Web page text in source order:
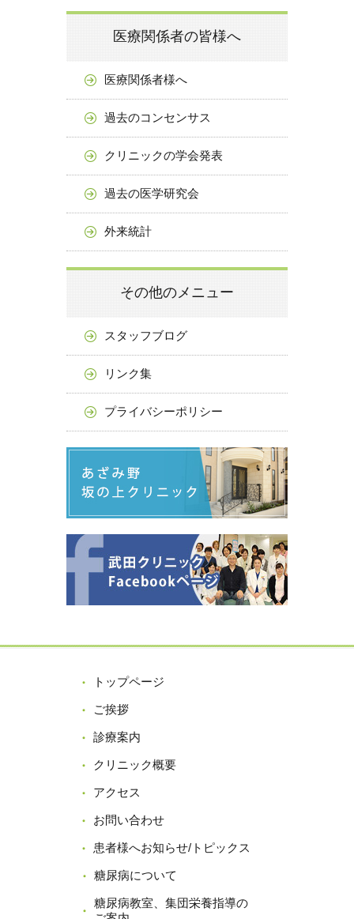
医療関係者の皆様へ
医療関係者様へ
過去のコンセンサス
クリニックの学会発表
過去の医学研究会
外来統計
その他のメニュー
スタッフブログ
リンク集
プライバシーポリシー
トップページ
ご挨拶
診療案内
クリニック概要
アクセス
お問い合わせ
患者様へお知らせ/トピックス
糖尿病について
糖尿病教室、集団栄養指導の